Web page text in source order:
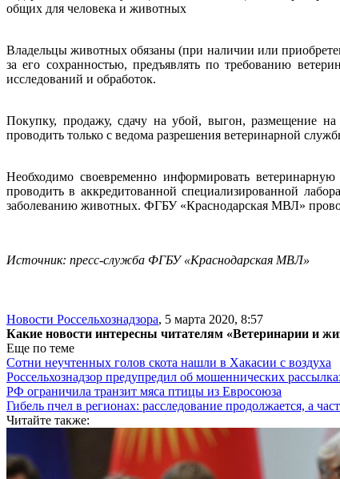
общих для человека и животных
Владельцы животных обязаны (при наличии или
за его сохранностью, предъявлять по требованию
исследований и обработок.
Покупку, продажу, сдачу на убой, выгон, размещение
проводить только с ведома разрешения ветеринарной
Необходимо своевременно информировать
проводить в аккредитованной специализированной
заболеванию животных. ФГБУ «Краснодарская МВЛ»
Источник: пресс-служба ФГБУ «Краснодарская МВЛ»
Новости Россельхознадзора, 5 марта 2020, 8:57
Какие новости интересны читателям «Ветеринарии и
Еще по теме
Сотни неучтенных голов скота нашли в Хакасии с воздуха
Россельхознадзор предупредил об мошеннических
РФ ограничила транзит мяса птицы из Евросоюза
Гибель пчел в регионах: расследование продолжается, а
Читайте также: